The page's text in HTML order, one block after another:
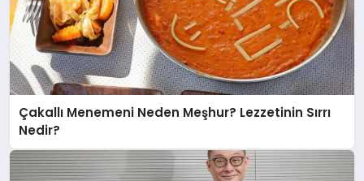
Çakallı Menemeni Neden Meşhur? Lezzetinin Sırrı
Nedir?